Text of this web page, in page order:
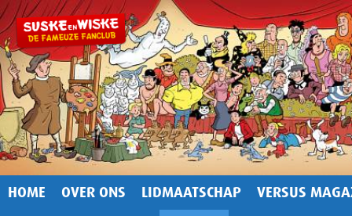
HOME OVER ONS LIDMAATSCHAP
VERSUS